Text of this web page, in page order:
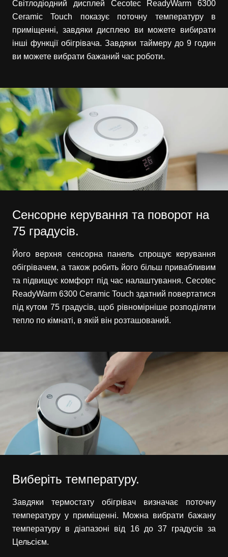
Світлодіодний дисплей Cecotec ReadyWarm 6300
Ceramic Touch показує поточну температуру в
приміщенні, завдяки дисплею ви можете вибирати
інші функції обігрівача. Завдяки таймеру до 9 годин
ви можете вибрати бажаний час роботи.
Сенсорне керування та поворот на
75 градусів.
Його верхня сенсорна панель спрощує керування
обігрівачем, а також робить його більш привабливим
та підвищує комфорт під час налаштування. Cecotec
ReadyWarm 6300 Ceramic Touch здатний повертатися
під кутом 75 градусів, щоб рівномірніше розподіляти
тепло по кімнаті, в якій він розташований.
Виберіть температуру.
Завдяки термостату обігрівач визначає поточну
температуру у приміщенні. Можна вибрати бажану
температуру в діапазоні від 16 до 37 градусів за
Цельсієм.